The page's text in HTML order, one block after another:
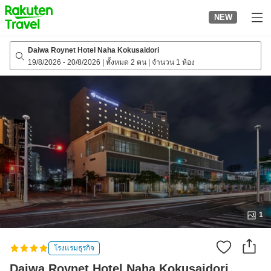
to
top
page
NEW
Daiwa Roynet Hotel Naha Kokusaidori
19/8/2026 - 20/8/2026 ทั้งหมด 2 คน จำนวน 1 ห้อง
1
โรงแรมธุรกิจ